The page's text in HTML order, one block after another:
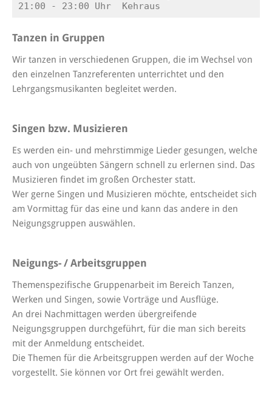
Tanzen in Gruppen
Wir tanzen in verschiedenen Gruppen, die im Wechsel von
den einzelnen Tanzreferenten unterrichtet und den
Lehrgangsmusikanten begleitet werden.
Singen bzw. Musizieren
Es werden ein- und mehrstimmige Lieder gesungen, welche
auch von ungeübten Sängern schnell zu erlernen sind. Das
Musizieren findet im großen Orchester statt.
Wer gerne Singen und Musizieren möchte, entscheidet sich
am Vormittag für das eine und kann das andere in den
Neigungsgruppen auswählen.
Neigungs- / Arbeitsgruppen
Themenspezifische Gruppenarbeit im Bereich Tanzen,
Werken und Singen, sowie Vorträge und Ausflüge.
An drei Nachmittagen werden übergreifende
Neigungsgruppen durchgeführt, für die man sich bereits
mit der Anmeldung entscheidet.
Die Themen für die Arbeitsgruppen werden auf der Woche
vorgestellt. Sie können vor Ort frei gewählt werden.